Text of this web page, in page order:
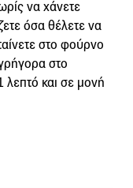
να χάνετε
όσα θέλετε να
στο φούρνο
στο
και σε μονή